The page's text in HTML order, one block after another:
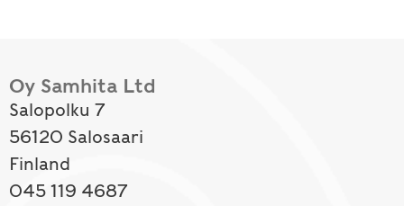
Oy Samhita Ltd
Salopolku 7
56120 Salosaari
Finland
045 119 4687